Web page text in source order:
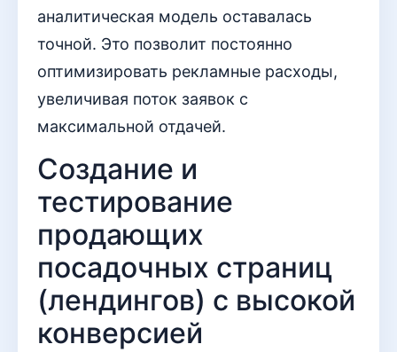
аналитическая модель оставалась
точной. Это позволит постоянно
оптимизировать рекламные расходы,
увеличивая поток заявок с
максимальной отдачей.
Создание и
тестирование
продающих
посадочных страниц
(лендингов) с высокой
конверсией